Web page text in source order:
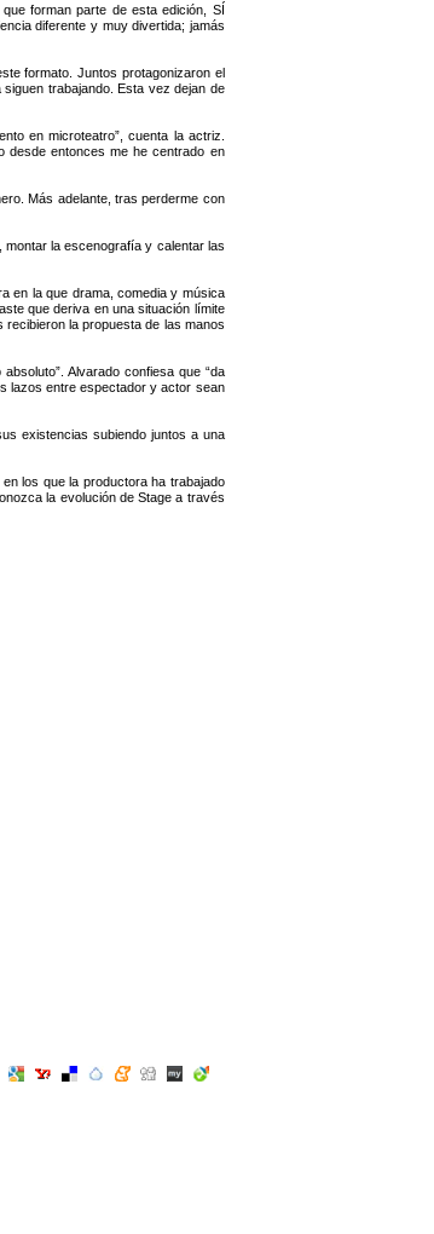
forman parte de esta edición, SÍ
diferente y muy divertida; jamás
formato. Juntos protagonizaron el
trabajando. Esta vez dejan de
en microteatro”, cuenta la actriz.
desde entonces me he centrado en
Más adelante, tras perderme con
montar la escenografía y calentar las
en la que drama, comedia y música
que deriva en una situación límite
la propuesta de las manos
Alvarado confiesa que “da
lazos entre espectador y actor sean
existencias subiendo juntos a una
los que la productora ha trabajado
la evolución de Stage a través